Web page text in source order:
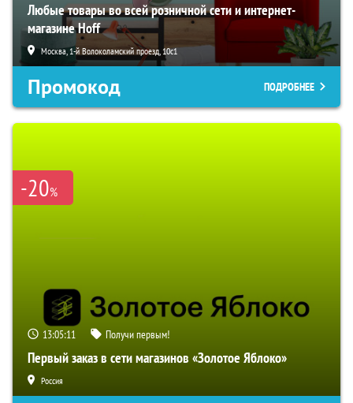
Любые товары во всей розничной сети и интернет-
магазине Hoff
Москва, 1-й Волоколамский проезд, 10с1
Промокод ПОДРОБНЕЕ
-20%
13:05:10 Получи первым!
Первый заказ в сети магазинов «Золотое Яблоко»
Россия